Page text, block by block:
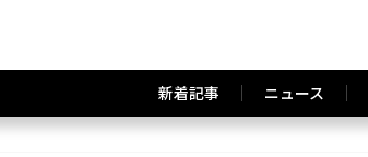
新着記事 ニュース